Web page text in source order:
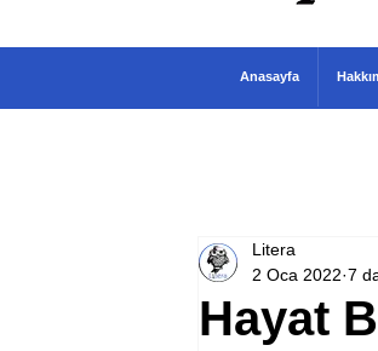
Hayat
Litera
2 Oca 2022 7
Anasayfa